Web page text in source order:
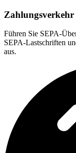
Zahlungsverkehr
Führen Sie SEPA-
SEPA-Lastschriften
aus.